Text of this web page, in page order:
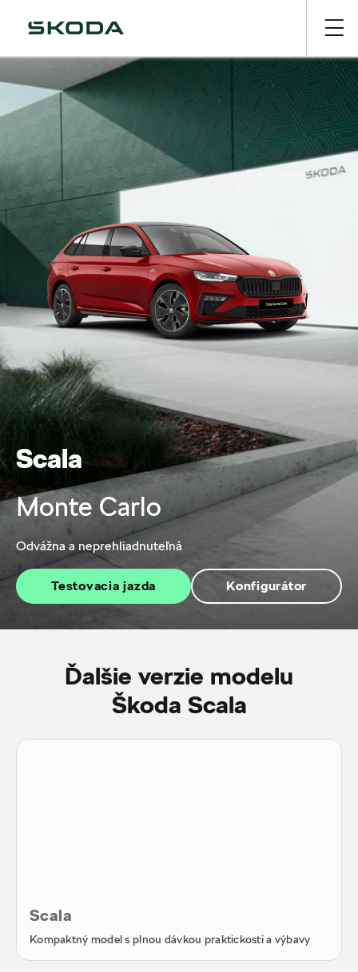
Scala
Monte Carlo
Odvážna a neprehliadnuteľná
Testovacia jazda Konfigurátor
Ďalšie verzie modelu
Škoda Scala
Scala
Kompaktný model s plnou dávkou praktickosti a výbavy